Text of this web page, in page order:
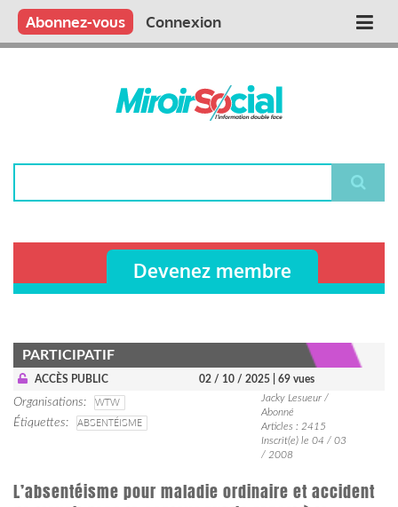
Aller
contenu
Main
Qui sommes nous ?
Vous publiez
Nous publions
Contactez-nous
Abonnez-vous Connexion
Devenez membre
PARTICIPATIF
ACCÈS PUBLIC 02 / 10 / 2025 | 69 vues
Organisations
WTW
Étiquettes
ABSENTÉISME
Jacky Lesueur /
Abonné
Articles : 2415
Inscrit(e) le 04 / 03
/ 2008
L’absentéisme pour maladie ordinaire et accident